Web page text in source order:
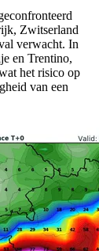
Zwitserland
verwacht. In
en Trentino,
het risico op
van een